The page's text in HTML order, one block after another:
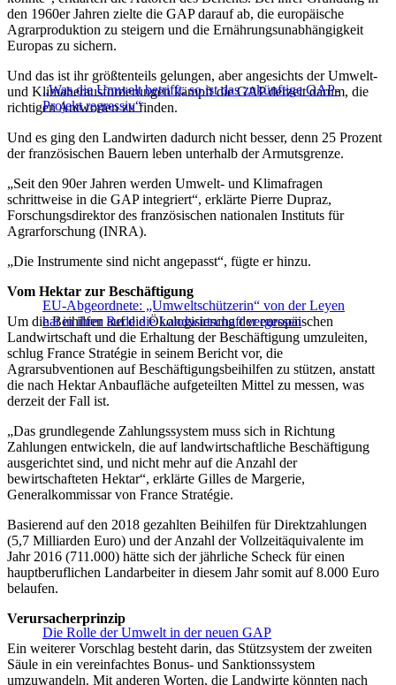
den 1960er Jahren zielte die GAP darauf ab, die europäische
Agrarproduktion zu steigern und die Ernährungsunabhängigkeit
Europas zu sichern.
„Was die Umwelt betrifft, so ist das zukünftige GAP-
Projekt regressiv“
Und das ist ihr größtenteils gelungen, aber angesichts der Umwelt-
und Klimaherausforderungen kämpft die GAP derzeit darum, die
richtigen Antworten zu finden.
Und es ging den Landwirten dadurch nicht besser, denn 25 Prozent
der französischen Bauern leben unterhalb der Armutsgrenze.
„Seit den 90er Jahren werden Umwelt- und Klimafragen
schrittweise in die GAP integriert“, erklärte Pierre Dupraz,
Forschungsdirektor des französischen nationalen Instituts für
Agrarforschung (INRA).
„Die Instrumente sind nicht angepasst“, fügte er hinzu.
EU-Abgeordnete: „Umweltschützerin“ von der Leyen
hat in ihrer Rede die Landwirtschaft vergessen
Vom Hektar zur Beschäftigung
Um die Beihilfen auf die Ökologisierung der europäischen
Landwirtschaft und die Erhaltung der Beschäftigung umzuleiten,
schlug France Stratégie in seinem Bericht vor, die
Agrarsubventionen auf Beschäftigungsbeihilfen zu stützen, anstatt
die nach Hektar Anbaufläche aufgeteilten Mittel zu messen, was
derzeit der Fall ist.
„Das grundlegende Zahlungssystem muss sich in Richtung
Zahlungen entwickeln, die auf landwirtschaftliche Beschäftigung
ausgerichtet sind, und nicht mehr auf die Anzahl der
bewirtschafteten Hektar“, erklärte Gilles de Margerie,
Generalkommissar von France Stratégie.
Basierend auf den 2018 gezahlten Beihilfen für Direktzahlungen
(5,7 Milliarden Euro) und der Anzahl der Vollzeitäquivalente im
Jahr 2016 (711.000) hätte sich der jährliche Scheck für einen
hauptberuflichen Landarbeiter in diesem Jahr somit auf 8.000 Euro
belaufen.
Die Rolle der Umwelt in der neuen GAP
Verursacherprinzip
Ein weiterer Vorschlag besteht darin, das Stützsystem der zweiten
Säule in ein vereinfachtes Bonus- und Sanktionssystem
umzuwandeln. Mit anderen Worten, die Landwirte könnten nach